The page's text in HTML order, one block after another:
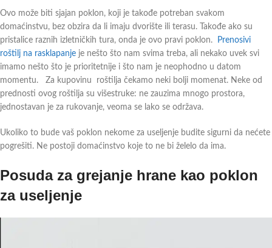
Ovo može biti sjajan poklon, koji je takođe potreban svakom
domaćinstvu, bez obzira da li imaju dvorište ili terasu. Takođe ako su
pristalice raznih izletničkih tura, onda je ovo pravi poklon.
Prenosivi
roštilj na rasklapanje je nešto što nam svima treba, ali nekako uvek svi
imamo nešto što je prioritetnije i što nam je neophodno u datom
momentu. Za kupovinu roštilja čekamo neki bolji momenat. Neke od
prednosti ovog roštilja su višestruke: ne zauzima mnogo prostora,
jednostavan je za rukovanje, veoma se lako se održava.
Ukoliko to bude vaš poklon nekome za useljenje budite sigurni da nećete
pogrešiti. Ne postoji domaćinstvo koje to ne bi želelo da ima.
Posuda za grejanje hrane kao poklon
za useljenje